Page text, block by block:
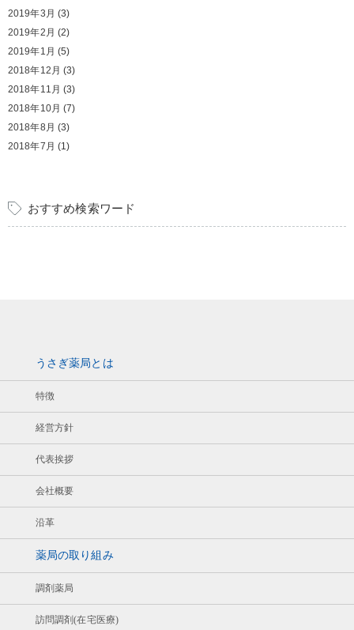
2019年3月 (3)
2019年2月 (2)
2019年1月 (5)
2018年12月 (3)
2018年11月 (3)
2018年10月 (7)
2018年8月 (3)
2018年7月 (1)
おすすめ検索ワード
うさぎ薬局とは
特徴
経営方針
代表挨拶
会社概要
沿革
薬局の取り組み
調剤薬局
訪問調剤(在宅医療)